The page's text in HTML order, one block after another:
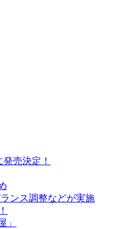
発売決定！
ンス調整などが実施
」